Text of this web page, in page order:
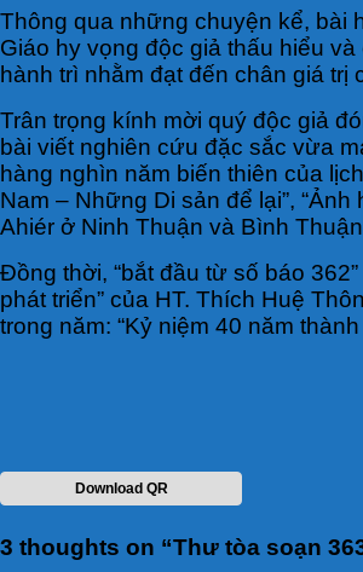
Thông qua những chuyện kể, bài
Giáo hy vọng độc giả thấu hiểu
hành trì nhằm đạt đến chân giá trị
Trân trọng kính mời quý độc giả
bài viết nghiên cứu đặc sắc vừa
hàng nghìn năm biến thiên của
Nam – Những Di sản để lại”,
Ahiér ở Ninh Thuận và Bình
Đồng thời, “bắt đầu từ số báo
phát triển” của HT. Thích Huệ
trong năm: “Kỷ niệm 40 năm
Download QR
3 thoughts on “Thư tòa soạn